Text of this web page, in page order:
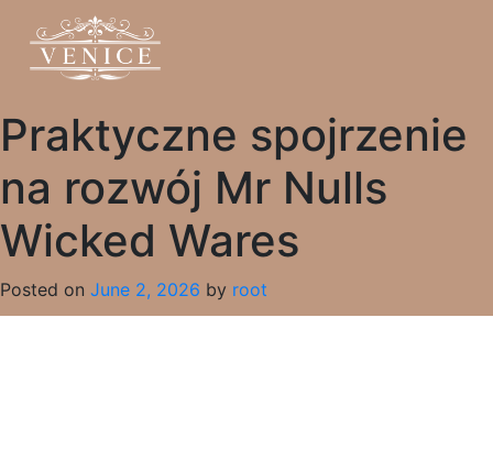
Praktyczne spojrzenie
na rozwój Mr Nulls
Wicked Wares
Posted on June 2, 2026 by root